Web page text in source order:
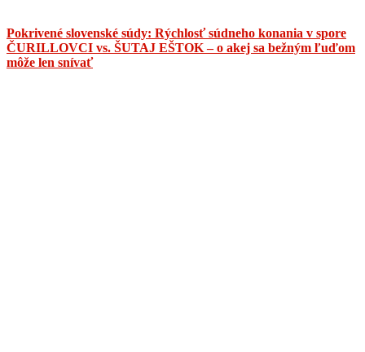
Pokrivené slovenské súdy: Rýchlosť súdneho konania v spore
ČURILLOVCI vs. ŠUTAJ EŠTOK – o akej sa bežným ľuďom
môže len snívať